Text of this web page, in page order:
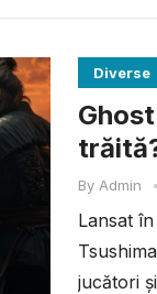
Diverse
By Admin •
Lansat
jucători